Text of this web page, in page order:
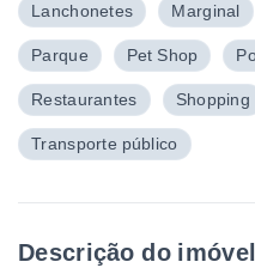
Lanchonetes Marginal
Parque Pet Shop
Restaurantes Shopping
Transporte público
Descrição do imóvel